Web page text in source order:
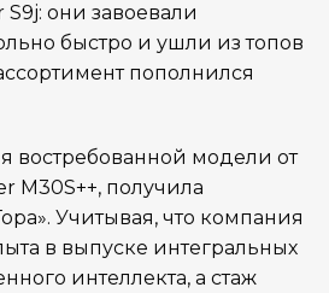
они завоевали
быстро и ушли из топов
пополнился
востребованной модели от
M30S++, получила
Учитывая, что компания
в выпуске интегральных
интеллекта, а стаж